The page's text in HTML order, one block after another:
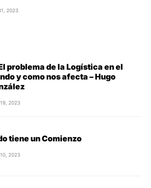
2023
problema de la Logística en el
y como nos afecta – Hugo
2023
tiene un Comienzo
2023